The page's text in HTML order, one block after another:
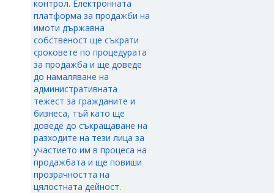
контрол. Електронната
платформа за продажби на
имоти държавна
собственост ще съкрати
сроковете по процедурата
за продажба и ще доведе
до намаляване на
административната
тежест за гражданите и
бизнеса, тъй като ще
доведе до съкращаване на
разходите на тези лица за
участието им в процеса на
продажбата и ще повиши
прозрачността на
цялостната дейност.